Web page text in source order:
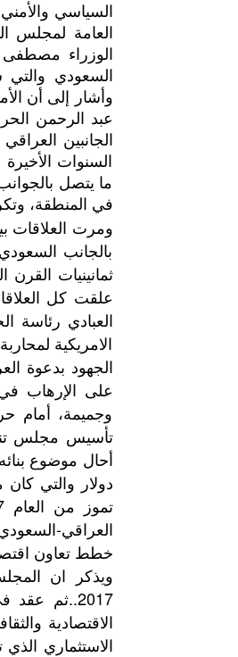
السياسي
العامة لمجلس
الوزراء مصطفى
السعودي والتي
وأشار إلى أن
عبد الرحمن
الجانبين
السنوات
ما يتصل
في المنطقة،
بالجانب
ثمانينيات
علقت كل
العبادي رئاسة
الامريكية
وجميمة، أمام
تأسيس مجلس
العراقي-
خطط تعاون
ويذكر ان
2017..ثم
الاقتصادية
الاستثماري